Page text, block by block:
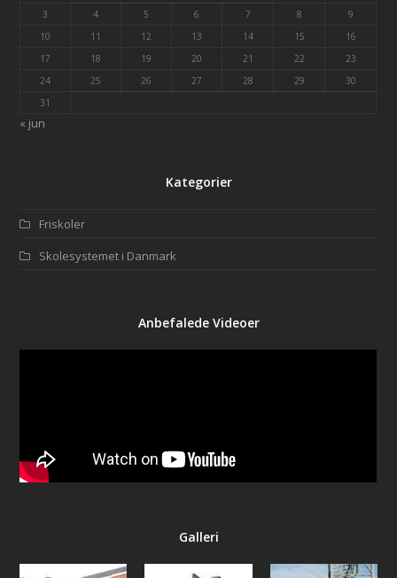
3
4 5 6 7 8
9
10
11 12 13 14 15
16
17
18 19 20 21 22
23
24
25 26 27 28 29
30
31
« jun
Kategorier
Friskoler
Skolesystemet i Danmark
Anbefalede Videoer
Galleri